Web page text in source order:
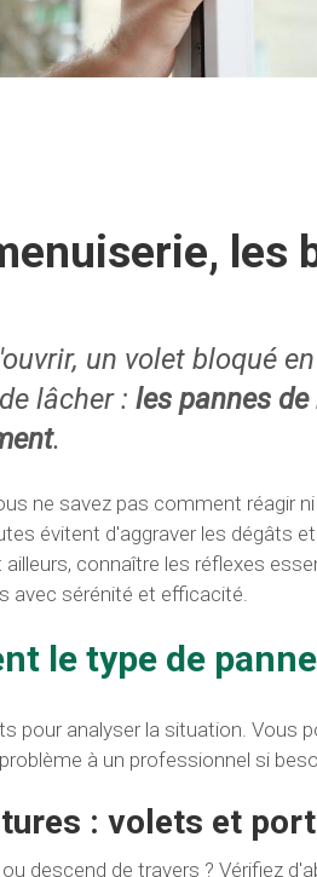
les
un volet bloqué
lâcher : les pannes
.
ne savez pas comment réagir
évitent d'aggraver les dégâts
connaître les réflexes
avec sérénité et efficacité.
le type de panne
pour analyser la situation. Vous
à un professionnel si
: volets et
descend de travers ? Vérifiez